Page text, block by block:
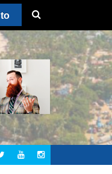
¡HISTÓRICO! LOS